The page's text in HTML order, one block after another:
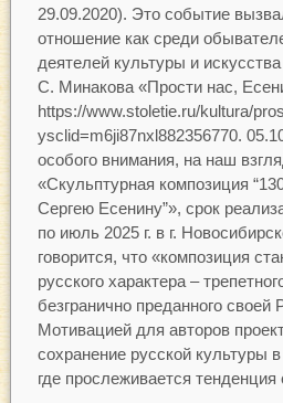
29.09.2020). Это событие
отношение как среди
деятелей культуры и
С. Минакова «Прости нас,
https://www.stoletie.ru/kultura/
ysclid=m6ji87nxl882356770.
особого внимания, на наш
«Скульптурная композиция
Сергею Есенину”», срок
по июль 2025 г. в г.
говорится, что «композиция
русского характера –
безгранично преданного своей
Мотивацией для авторов
сохранение русской культуры
где прослеживается